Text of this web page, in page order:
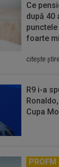
Ce
după 40
foarte
citeşte
R9 i-a
Cupa
PROFM